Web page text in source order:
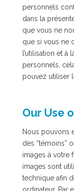
personnels
dans la
que vous ne
que si vous ne
l’utilisation et
personnels,
pouvez utiliser
Our Use
Nous pouvons
des “témoins”
images à votre
images sont
technique afin